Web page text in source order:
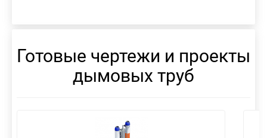
Готовые чертежи и проекты
дымовых труб